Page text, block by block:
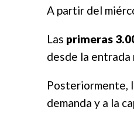
A partir del
Las primeras
desde la entrada
Posteriormente,
demanda y a la